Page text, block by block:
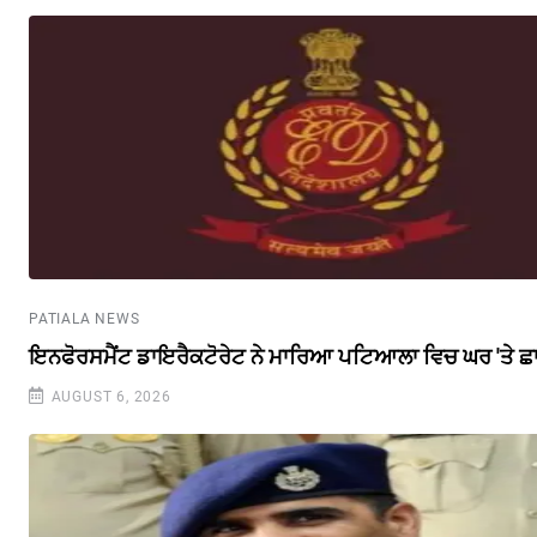
PATIALA NEWS
ਇਨਫੋਰਸਮੈਂਟ ਡਾਇਰੈਕਟੋਰੇਟ ਨੇ ਮਾਰਿਆ ਪਟਿਆਲਾ ਵਿਚ ਘਰ 'ਤੇ
AUGUST 6, 2026